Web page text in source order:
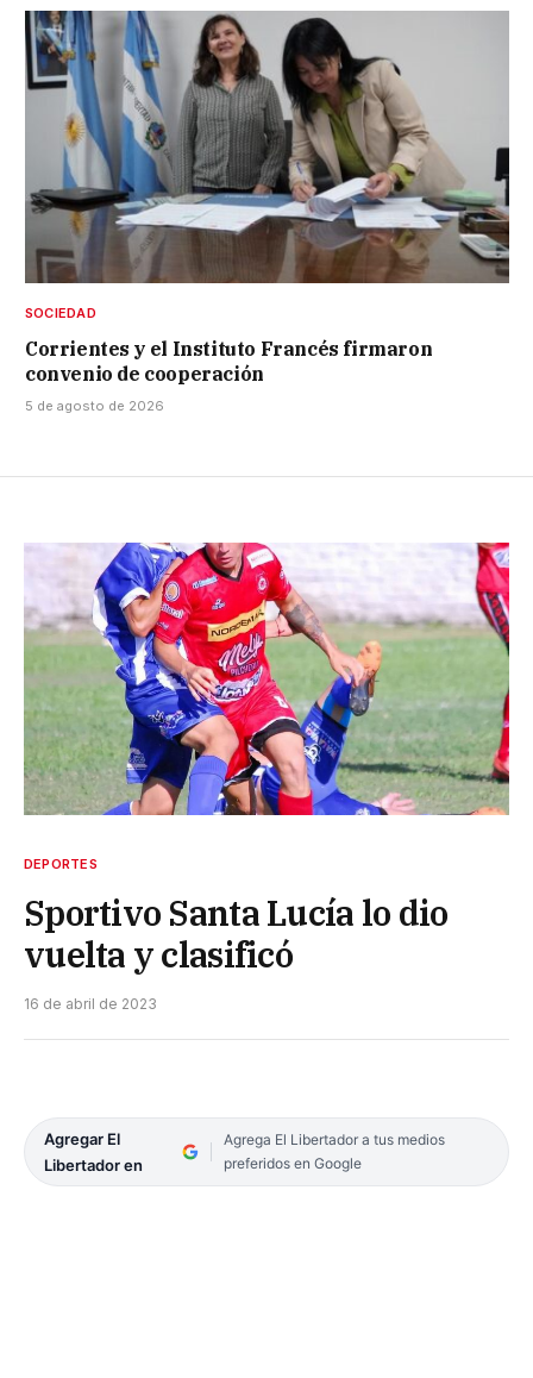
SOCIEDAD
Corrientes y el Instituto Francés firmaron
convenio de cooperación
5 de agosto de 2026
DEPORTES
Sportivo Santa Lucía lo dio
vuelta y clasificó
16 de abril de 2023
Agregar El
Libertador en
Agrega El Libertador a tus medios
preferidos en Google